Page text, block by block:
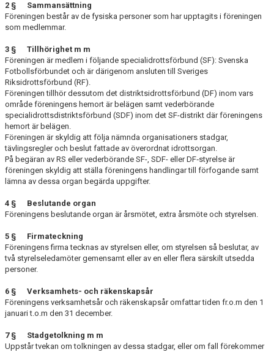
2 § Sammansättning
Föreningen består av de fysiska personer som har upptagits i för­eningen
som med­lemmar.
3 § Tillhörighet m m
Föreningen är medlem i följande specialidrottsförbund (SF): Svenska
Fotbollsförbundet och är därigenom ansluten till Sveriges
Riksidrottsförbund (RF).
Föreningen tillhör dessutom det distriktsidrottsförbund (DF) inom vars
område för­eningens hemort är belägen samt vederbörande
specialidrottsdistriktsförbund (SDF) inom det SF-distrikt där föreningens
hemort är belägen.
Föreningen är skyldig att följa nämnda organisationers stadgar,
tävlingsregler och beslut fattade av överordnat idrottsorgan.
På begäran av RS eller vederbörande SF-, SDF- eller DF‑styrelse är
föreningen skyldig att ställa föreningens handlingar till förfogande samt
lämna av dessa organ begärda uppgifter.
4 § Beslutande organ
Föreningens beslutande organ är årsmötet, extra årsmöte och styrelsen.
5 § Firmateckning
Föreningens firma tecknas av styrelsen eller, om styrelsen så beslutar, av
två sty­rel­seledamöter gemensamt eller av en eller flera särskilt utsedda
personer.
6 § Verksamhets- och räkenskapsår
Föreningens verksamhetsår och räkenskapsår omfattar tiden fr.o.m den 1
januari t.o.m den 31 december.
7 § Stadgetolkning m m
Uppstår tvekan om tolkningen av dessa stadgar, eller om fall förekommer